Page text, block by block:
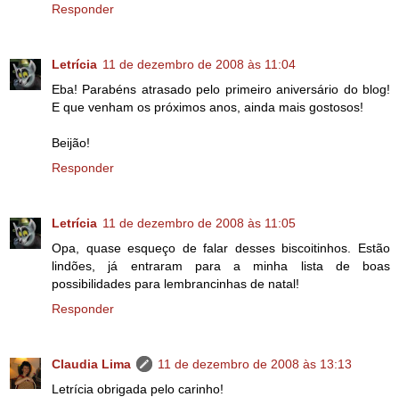
Responder
Letrícia 11 de dezembro de 2008 às 11:04
Eba! Parabéns atrasado pelo primeiro aniversário do blog!
E que venham os próximos anos, ainda mais gostosos!
Beijão!
Responder
Letrícia 11 de dezembro de 2008 às 11:05
Opa, quase esqueço de falar desses biscoitinhos. Estão
lindões, já entraram para a minha lista de boas
possibilidades para lembrancinhas de natal!
Responder
Claudia Lima
11 de dezembro de 2008 às 13:13
Letrícia obrigada pelo carinho!